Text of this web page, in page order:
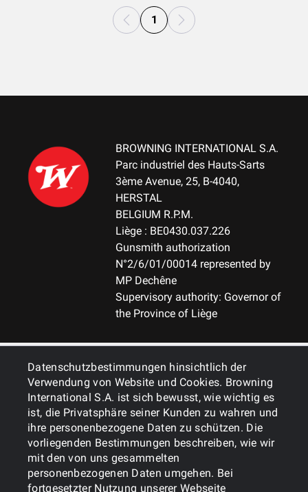
Datenschutzbestimmungen hinsichtlich der
Verwendung von Website und Cookies. Browning
International S.A. ist sich bewusst, wie wichtig es
ist, die Privatsphäre seiner Kunden zu wahren und
ihre personenbezogene Daten zu schützen. Die
vorliegenden Bestimmungen beschreiben, wie wir
mit den von uns gesammelten
personenbezogenen Daten umgehen. Bei
fortgesetzter Nutzung unserer Webseite
1
BROWNING INTERNATIONAL S.A.
Parc industriel des Hauts-Sarts
3ème Avenue, 25, B-4040,
HERSTAL
BELGIUM R.P.M.
Liège : BE0430.037.226
Gunsmith authorization
N°2/6/01/00014 represented by
MP Dechêne
Supervisory authority: Governor of
the Province of Liège
ALLGEMEINES
DIENSTLEISTUNGEN